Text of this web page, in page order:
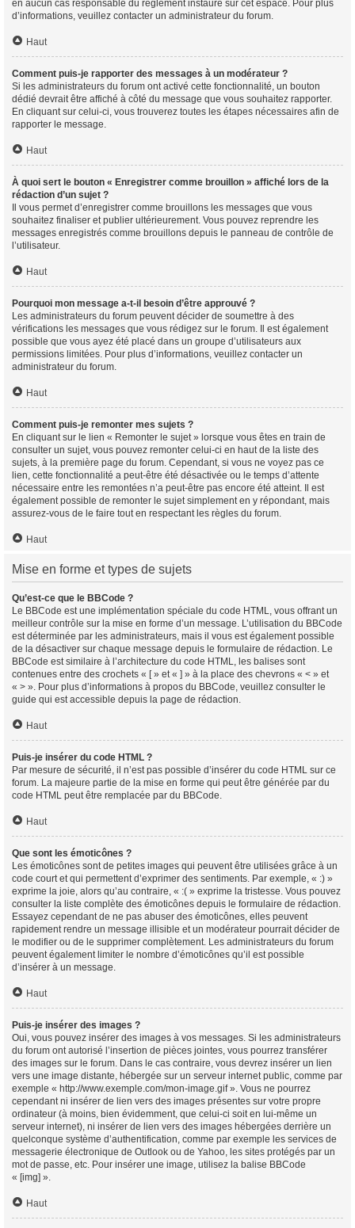
en aucun cas responsable du règlement instauré sur cet espace. Pour plus
d’informations, veuillez contacter un administrateur du forum.
Haut
Comment puis-je rapporter des messages à un modérateur ?
Si les administrateurs du forum ont activé cette fonctionnalité, un bouton
dédié devrait être affiché à côté du message que vous souhaitez rapporter.
En cliquant sur celui-ci, vous trouverez toutes les étapes nécessaires afin de
rapporter le message.
Haut
À quoi sert le bouton « Enregistrer comme brouillon » affiché lors de la
rédaction d’un sujet ?
Il vous permet d’enregistrer comme brouillons les messages que vous
souhaitez finaliser et publier ultérieurement. Vous pouvez reprendre les
messages enregistrés comme brouillons depuis le panneau de contrôle de
l’utilisateur.
Haut
Pourquoi mon message a-t-il besoin d’être approuvé ?
Les administrateurs du forum peuvent décider de soumettre à des
vérifications les messages que vous rédigez sur le forum. Il est également
possible que vous ayez été placé dans un groupe d’utilisateurs aux
permissions limitées. Pour plus d’informations, veuillez contacter un
administrateur du forum.
Haut
Comment puis-je remonter mes sujets ?
En cliquant sur le lien « Remonter le sujet » lorsque vous êtes en train de
consulter un sujet, vous pouvez remonter celui-ci en haut de la liste des
sujets, à la première page du forum. Cependant, si vous ne voyez pas ce
lien, cette fonctionnalité a peut-être été désactivée ou le temps d’attente
nécessaire entre les remontées n’a peut-être pas encore été atteint. Il est
également possible de remonter le sujet simplement en y répondant, mais
assurez-vous de le faire tout en respectant les règles du forum.
Haut
Mise en forme et types de sujets
Qu’est-ce que le BBCode ?
Le BBCode est une implémentation spéciale du code HTML, vous offrant un
meilleur contrôle sur la mise en forme d’un message. L’utilisation du BBCode
est déterminée par les administrateurs, mais il vous est également possible
de la désactiver sur chaque message depuis le formulaire de rédaction. Le
BBCode est similaire à l’architecture du code HTML, les balises sont
contenues entre des crochets « [ » et « ] » à la place des chevrons « < » et
« > ». Pour plus d’informations à propos du BBCode, veuillez consulter le
guide qui est accessible depuis la page de rédaction.
Haut
Puis-je insérer du code HTML ?
Par mesure de sécurité, il n’est pas possible d’insérer du code HTML sur ce
forum. La majeure partie de la mise en forme qui peut être générée par du
code HTML peut être remplacée par du BBCode.
Haut
Que sont les émoticônes ?
Les émoticônes sont de petites images qui peuvent être utilisées grâce à un
code court et qui permettent d’exprimer des sentiments. Par exemple, « :) »
exprime la joie, alors qu’au contraire, « :( » exprime la tristesse. Vous pouvez
consulter la liste complète des émoticônes depuis le formulaire de rédaction.
Essayez cependant de ne pas abuser des émoticônes, elles peuvent
rapidement rendre un message illisible et un modérateur pourrait décider de
le modifier ou de le supprimer complètement. Les administrateurs du forum
peuvent également limiter le nombre d’émoticônes qu’il est possible
d’insérer à un message.
Haut
Puis-je insérer des images ?
Oui, vous pouvez insérer des images à vos messages. Si les administrateurs
du forum ont autorisé l’insertion de pièces jointes, vous pourrez transférer
des images sur le forum. Dans le cas contraire, vous devrez insérer un lien
vers une image distante, hébergée sur un serveur internet public, comme par
exemple « http://www.exemple.com/mon-image.gif ». Vous ne pourrez
cependant ni insérer de lien vers des images présentes sur votre propre
ordinateur (à moins, bien évidemment, que celui-ci soit en lui-même un
serveur internet), ni insérer de lien vers des images hébergées derrière un
quelconque système d’authentification, comme par exemple les services de
messagerie électronique de Outlook ou de Yahoo, les sites protégés par un
mot de passe, etc. Pour insérer une image, utilisez la balise BBCode
« [img] ».
Haut